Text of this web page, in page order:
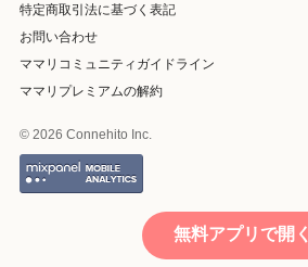
特定商取引法に基づく表記
お問い合わせ
ママリコミュニティガイドライン
ママリプレミアムの解約
© 2026 Connehito Inc.
無料アプリで開く